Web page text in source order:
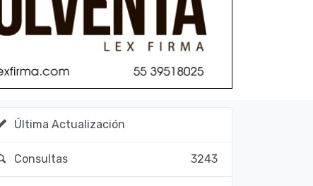
Última Actualización
Consultas 3243